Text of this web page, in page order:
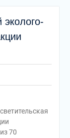
эколого-
70